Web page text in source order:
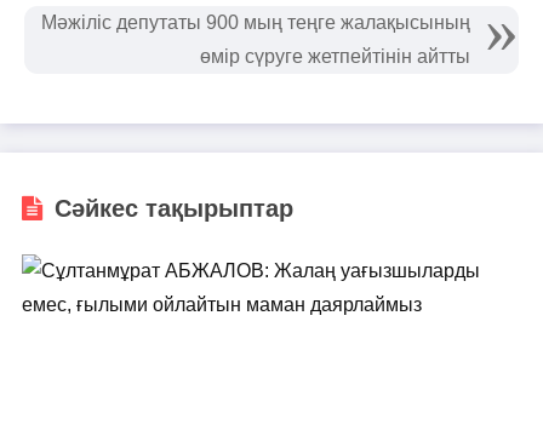
Мәжіліс депутаты 900 мың теңге жалақысының
өмір сүруге жетпейтінін айтты
Сәйкес тақырыптар